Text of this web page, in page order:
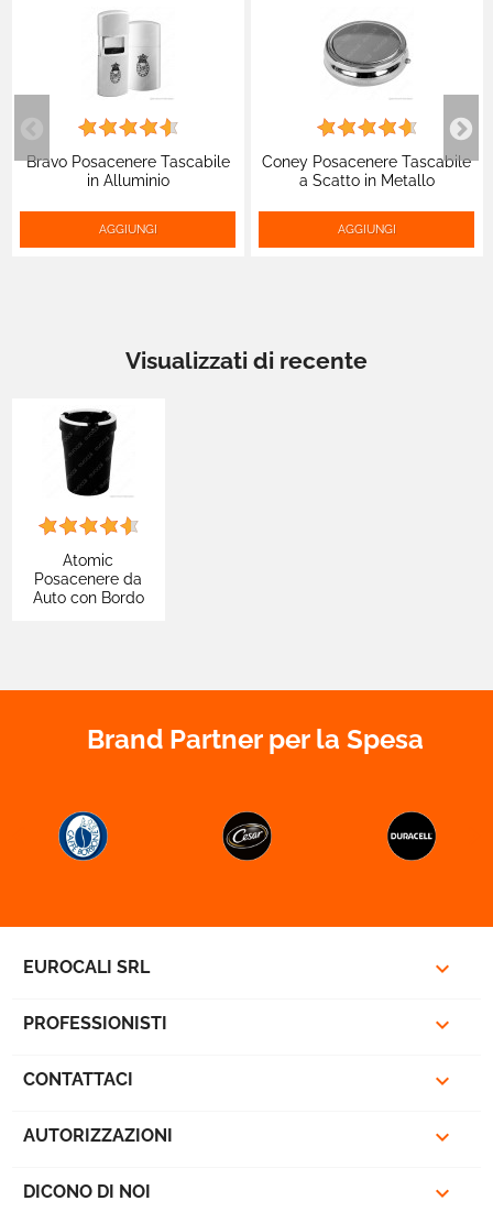
Bravo Posacenere Tascabile
in Alluminio
AGGIUNGI
Coney Posacenere Tascabile
a Scatto in Metallo
AGGIUNGI
Visualizzati di recente
Atomic
Posacenere da
Auto con Bordo
Brand Partner per la Spesa
EUROCALI SRL 
PROFESSIONISTI 
CONTATTACI 
AUTORIZZAZIONI 
DICONO DI NOI 